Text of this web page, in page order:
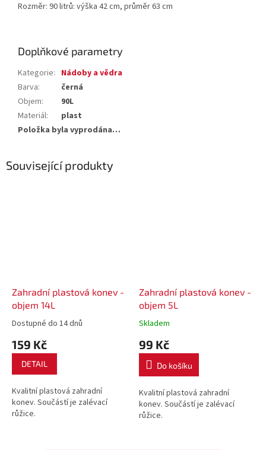
Rozměr: 90 litrů: výška 42 cm, průměr 63 cm
Doplňkové parametry
Kategorie: Nádoby a vědra
Barva:
černá
Objem:
90L
Materiál:
plast
Položka byla vyprodána…
Související produkty
Zahradní plastová konev -
objem 14L
Dostupné do 14 dnů
159 Kč
DETAIL
Kvalitní plastová zahradní
konev. Součástí je zalévací
růžice.
Zahradní plastová konev -
objem 5L
Skladem
99 Kč
Do košíku
Kvalitní plastová zahradní
konev. Součástí je zalévací
růžice.